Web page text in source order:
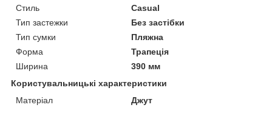
Стиль
Casual
Тип застежки
Без застібки
Тип сумки
Пляжна
Форма
Трапеція
Ширина
390 мм
Користувальницькі характеристики
Матеріал
Джут